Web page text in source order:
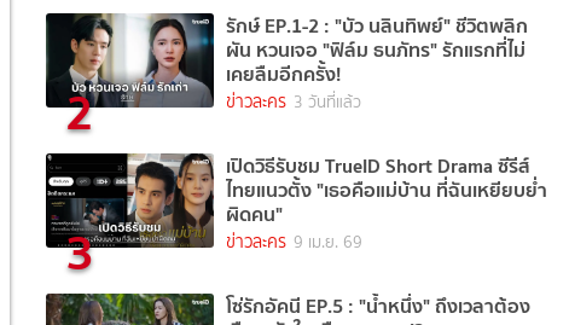
2
รักษ์ EP.1-2 : "บัว นลินทิพย์" ชีวิตพลิก
ผัน หวนเจอ "ฟิล์ม ธนภัทร" รักแรกที่ไม่
เคยลืมอีกครั้ง!
ข่าวละคร 3 วันที่แล้ว
3
เปิดวิธีรับชม TrueID Short Drama ซีรีส์
ไทยแนวตั้ง "เธอคือแม่บ้าน ที่ฉันเหยียบย่ำ
ผิดคน"
ข่าวละคร 9 เม.ย. 69
โซ่รักอัคนี EP.5 : "น้ำหนึ่ง" ถึงเวลาต้อง